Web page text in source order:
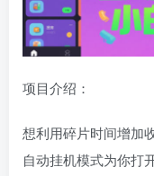
项目介绍：
想利用碎片时间增加
自动挂机模式为你打